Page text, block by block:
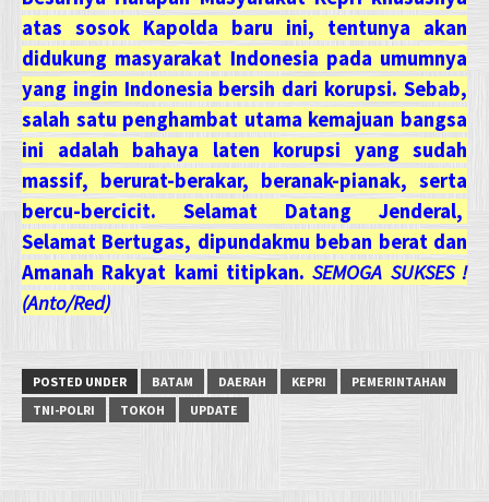
atas sosok Kapolda baru ini, tentunya akan
didukung masyarakat Indonesia pada umumnya
yang ingin Indonesia bersih dari korupsi. Sebab,
salah satu penghambat utama kemajuan bangsa
ini adalah bahaya laten korupsi yang sudah
massif, berurat-berakar, beranak-pianak, serta
bercu-bercicit. Selamat Datang Jenderal,
Selamat Bertugas, dipundakmu beban berat dan
Amanah Rakyat kami titipkan. SEMOGA SUKSES !
(Anto/Red)
POSTED UNDER BATAM DAERAH KEPRI
PEMERINTAHAN
TNI-POLRI
TOKOH UPDATE